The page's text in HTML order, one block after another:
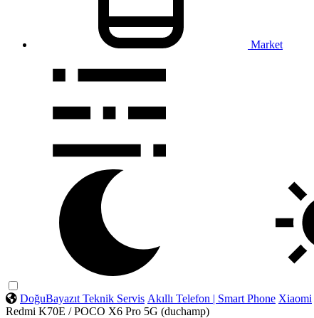
Market
DoğuBayazıt Teknik Servis Akıllı Telefon | Smart Phone Xiaomi
Redmi K70E / POCO X6 Pro 5G (duchamp)